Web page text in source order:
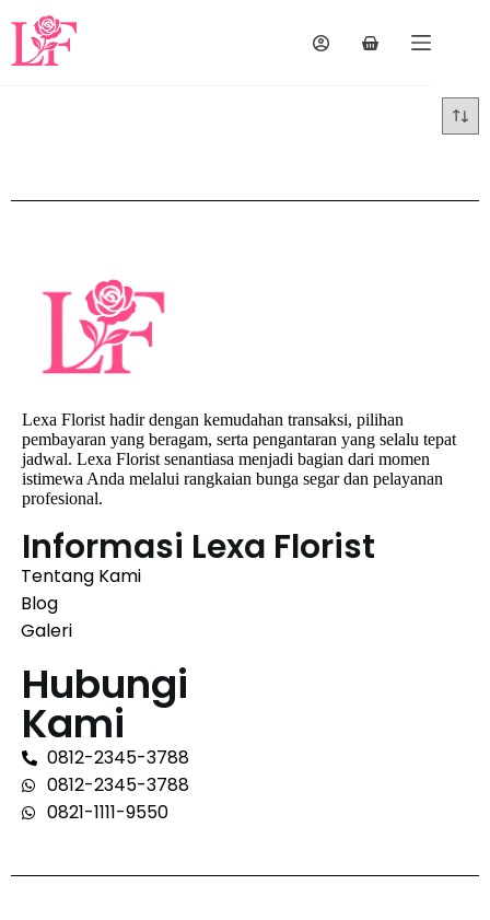
Lexa Florist hadir dengan kemudahan transaksi, pilihan
pembayaran yang beragam, serta pengantaran yang selalu tepat
jadwal. Lexa Florist senantiasa menjadi bagian dari momen
istimewa Anda melalui rangkaian bunga segar dan pelayanan
profesional.
Informasi Lexa Florist
Tentang Kami
Blog
Galeri
Hubungi
Kami
0812-2345-3788
0812-2345-3788
0821-1111-9550